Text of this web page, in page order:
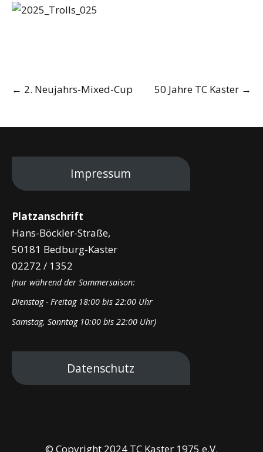
Post
navigation
← 2. Neujahrs-Mixed-Cup 50 Jahre TC Kaster →
Impressum
Platzanschrift
Hans-Böckler-Straße,
50181 Bedburg-Kaster
02272 / 1352
(nur während der Sommersaison:
Dienstag - Freitag 18:00 bis 22:00 Uhr
Samstag, Sonntag 10:00 bis 22:00 Uhr)
Datenschutz
© Copyright 2024 TC Kaster 1975 e.V.